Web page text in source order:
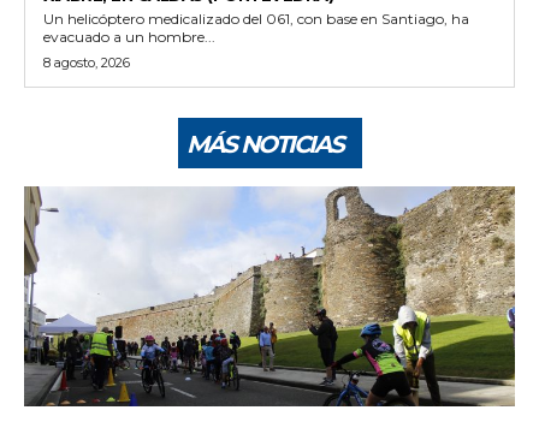
Un helicóptero medicalizado del 061, con base en Santiago, ha
evacuado a un hombre...
8 agosto, 2026
MÁS NOTICIAS